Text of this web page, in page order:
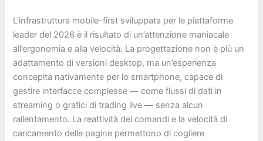
L’infrastruttura mobile-first sviluppata per le piattaforme
leader del 2026 è il risultato di un’attenzione maniacale
all’ergonomia e alla velocità. La progettazione non è più un
adattamento di versioni desktop, ma un’esperienza
concepita nativamente per lo smartphone, capace di
gestire interfacce complesse — come flussi di dati in
streaming o grafici di trading live — senza alcun
rallentamento. La reattività dei comandi e la velocità di
caricamento delle pagine permettono di cogliere